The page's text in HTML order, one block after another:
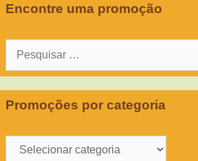
Encontre uma promoção
Pesquisar
Promoções por categoria
Promoções